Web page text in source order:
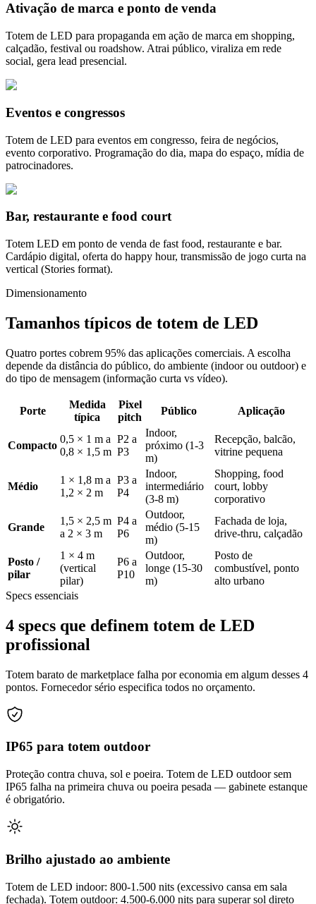
Ativação de marca e ponto de venda
Totem de LED para propaganda em ação de marca em shopping,
calçadão, festival ou roadshow. Atrai público, viraliza em rede
social, gera lead presencial.
Eventos e congressos
Totem de LED para eventos em congresso, feira de negócios,
evento corporativo. Programação do dia, mapa do espaço, mídia de
patrocinadores.
Bar, restaurante e food court
Totem LED em ponto de venda de fast food, restaurante e bar.
Cardápio digital, oferta do happy hour, transmissão de jogo curta na
vertical (Stories format).
Dimensionamento
Tamanhos típicos de totem de LED
Quatro portes cobrem 95% das aplicações comerciais. A escolha
depende da distância do público, do ambiente (indoor ou outdoor) e
do tipo de mensagem (informação curta vs vídeo).
Porte
Medida
típica
Pixel
pitch
Público Aplicação
Compacto
0,5 × 1 m a
0,8 × 1,5 m
P2 a
P3
Indoor,
próximo (1-3
m)
Recepção, balcão,
vitrine pequena
Médio
1 × 1,8 m a
1,2 × 2 m
P3 a
P4
Indoor,
intermediário
(3-8 m)
Shopping, food
court, lobby
corporativo
Grande
1,5 × 2,5 m
a 2 × 3 m
P4 a
P6
Outdoor,
médio (5-15
m)
Fachada de loja,
drive-thru, calçadão
Posto /
pilar
1 × 4 m
(vertical
pilar)
P6 a
P10
Outdoor,
longe (15-30
m)
Posto de
combustível, ponto
alto urbano
Specs essenciais
4 specs que definem totem de LED
profissional
Totem barato de marketplace falha por economia em algum desses 4
pontos. Fornecedor sério especifica todos no orçamento.
IP65 para totem outdoor
Proteção contra chuva, sol e poeira. Totem de LED outdoor sem
IP65 falha na primeira chuva ou poeira pesada — gabinete estanque
é obrigatório.
Brilho ajustado ao ambiente
Totem de LED indoor: 800-1.500 nits (excessivo cansa em sala
fechada). Totem outdoor: 4.500-6.000 nits para superar sol direto